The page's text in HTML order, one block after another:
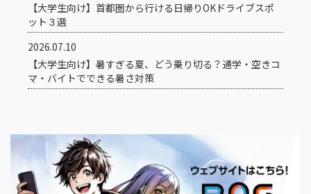
【大学生向け】首都圏から行ける日帰りOKドライブスポ
ット３選
2026.07.10
【大学生向け】暑すぎる夏、どう乗り切る？通学・空きコ
マ・バイトでできる暑さ対策